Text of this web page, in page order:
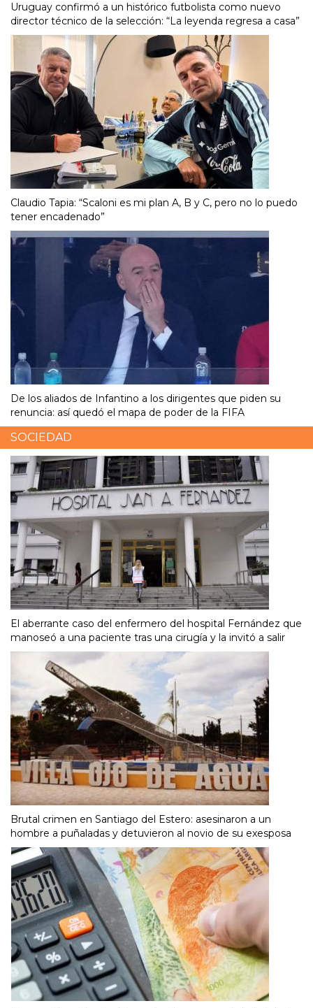
Uruguay confirmó a un histórico futbolista como nuevo
director técnico de la selección: “La leyenda regresa a casa”
Claudio Tapia: “Scaloni es mi plan A, B y C, pero no lo puedo
tener encadenado”
De los aliados de Infantino a los dirigentes que piden su
renuncia: así quedó el mapa de poder de la FIFA
SOCIEDAD
El aberrante caso del enfermero del hospital Fernández que
manoseó a una paciente tras una cirugía y la invitó a salir
Brutal crimen en Santiago del Estero: asesinaron a un
hombre a puñaladas y detuvieron al novio de su exesposa